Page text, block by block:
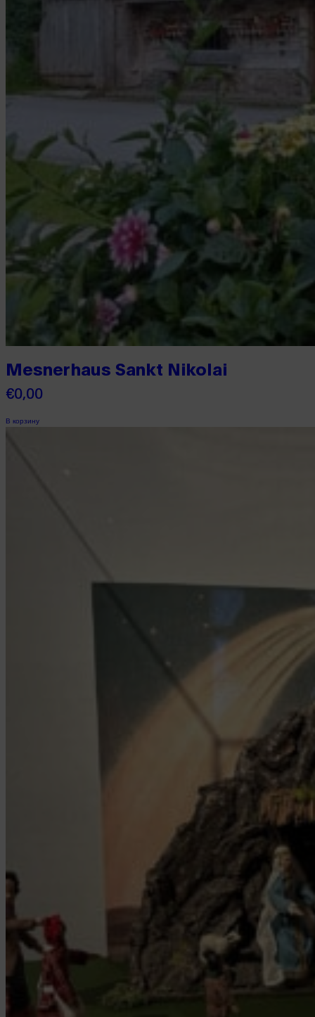
Mesnerhaus Sankt Nikolai
€0,00
В корзину